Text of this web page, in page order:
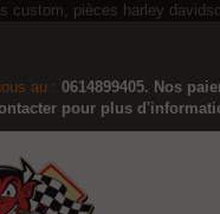
au : 0614899405. Nos
pour plus